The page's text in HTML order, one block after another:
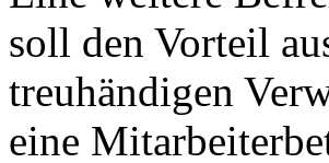
soll den Vorteil
treuhändigen
eine